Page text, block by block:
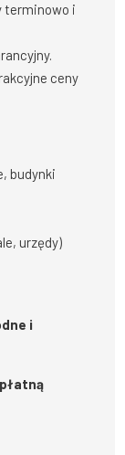
terminowo i
ceny
budynki
urzędy)
i